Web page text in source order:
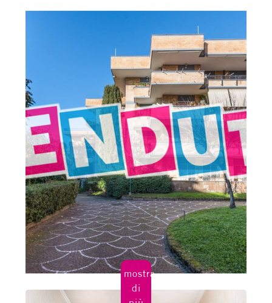
mostra
di
2
4
5
5+
Camere
minime
Qualsiasi